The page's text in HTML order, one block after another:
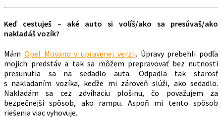
Keď cestuješ – aké auto si volíš/ako sa presúvaš/ako
nakladáš vozík?
Mám Opel Movano v upravenej verzii. Úpravy prebehli podľa
mojich predstáv a tak sa môžem prepravovať bez nutnosti
presunutia sa na sedadlo auta. Odpadla tak starosť
s nakladaním vozíka, keďže mi zároveň slúži, ako sedadlo.
Nakladám sa cez zdvíhaciu plošinu, čo považujem za
bezpečnejší spôsob, ako rampu. Aspoň mi tento spôsob
riešenia viac vyhovuje.